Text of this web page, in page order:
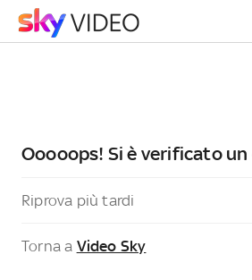
Ooooops! Si è verificato
Riprova più tardi
Torna a Video Sky